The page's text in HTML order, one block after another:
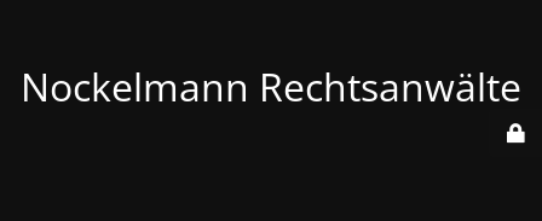
Nockelmann Rechtsanwälte